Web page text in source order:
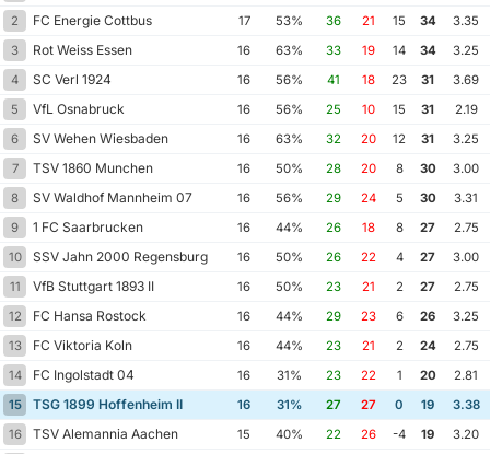
2
FC Energie Cottbus 17 53% 36 21 15 34
3.35
3
Rot Weiss Essen 16 63% 33 19 14 34
3.25
4
SC Verl 1924 16 56% 41 18 23 31
3.69
5
VfL Osnabruck 16 56% 25 10 15 31
2.19
6
SV Wehen Wiesbaden 16 63% 32 20 12 31
3.25
7
TSV 1860 Munchen 16 50% 28 20 8 30
3.00
8
SV Waldhof Mannheim 07 16 56% 29 24 5 30
3.31
9
1 FC Saarbrucken 16 44% 26 18 8 27
2.75
10
SSV Jahn 2000 Regensburg 16 50% 26 22 4 27
3.00
11
VfB Stuttgart 1893 II 16 50% 23 21 2 27
2.75
12
FC Hansa Rostock 16 44% 29 23 6 26
3.25
13
FC Viktoria Koln 16 44% 23 21 2 24
2.75
14
FC Ingolstadt 04 16 31% 23 22 1 20
2.81
15
TSG 1899 Hoffenheim II 16 31% 27 27 0 19
3.38
16
TSV Alemannia Aachen 15 40% 22 26 -4 19
3.20